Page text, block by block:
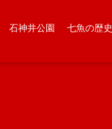
石神井公園
七魚の歴史